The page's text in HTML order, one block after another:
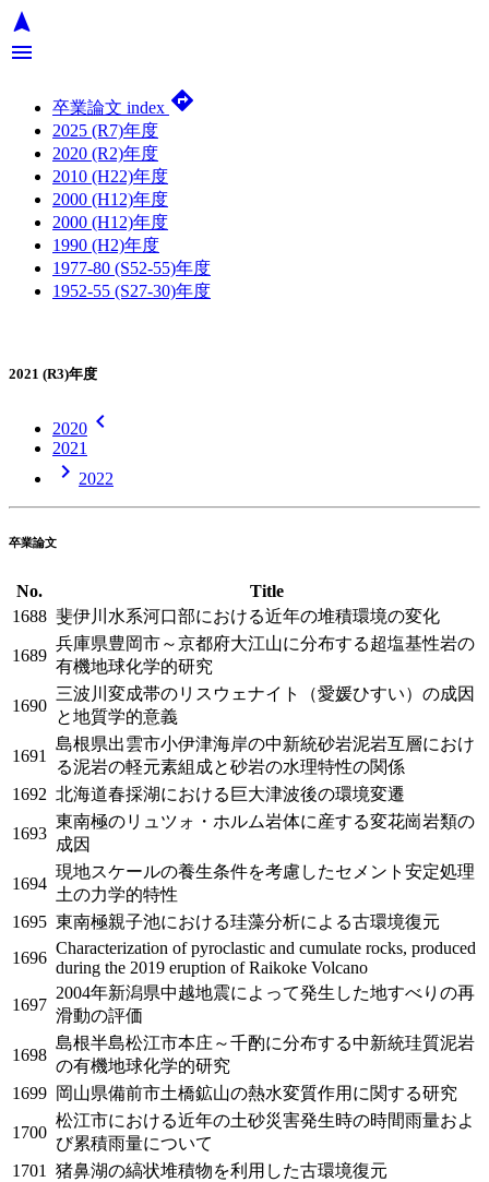
navigation
menu
卒業論文 index directions
2025 (R7)年度
2020 (R2)年度
2010 (H22)年度
2000 (H12)年度
2000 (H12)年度
1990 (H2)年度
1977-80 (S52-55)年度
1952-55 (S27-30)年度
2021 (R3)年度
2020 chevron_left
2021
chevron_right 2022
卒業論文
No.
Title
1688 斐伊川水系河口部における近年の堆積環境の変化
1689
兵庫県豊岡市～京都府大江山に分布する超塩基性岩の
有機地球化学的研究
1690
三波川変成帯のリスウェナイト（愛媛ひすい）の成因
と地質学的意義
1691
島根県出雲市小伊津海岸の中新統砂岩泥岩互層におけ
る泥岩の軽元素組成と砂岩の水理特性の関係
1692 北海道春採湖における巨大津波後の環境変遷
1693
東南極のリュツォ・ホルム岩体に産する変花崗岩類の
成因
1694
現地スケールの養生条件を考慮したセメント安定処理
土の力学的特性
1695 東南極親子池における珪藻分析による古環境復元
1696
Characterization of pyroclastic and cumulate rocks, produced
during the 2019 eruption of Raikoke Volcano
1697
2004年新潟県中越地震によって発生した地すべりの再
滑動の評価
1698
島根半島松江市本庄～千酌に分布する中新統珪質泥岩
の有機地球化学的研究
1699 岡山県備前市土橋鉱山の熱水変質作用に関する研究
1700
松江市における近年の土砂災害発生時の時間雨量およ
び累積雨量について
1701
猪鼻湖の縞状堆積物を利用した古環境復元